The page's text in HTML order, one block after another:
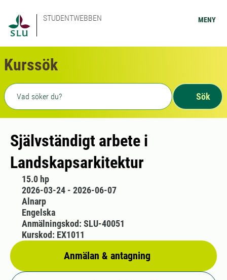
STUDENTWEBBEN MENY
Kurssök
Fritext sökning
Sök
Självständigt arbete i
Landskapsarkitektur
15.0 hp
2026-03-24 - 2026-06-07
Alnarp
Engelska
Anmälan & antagning
Anmälningskod: SLU-40051
Kurskod: EX1011